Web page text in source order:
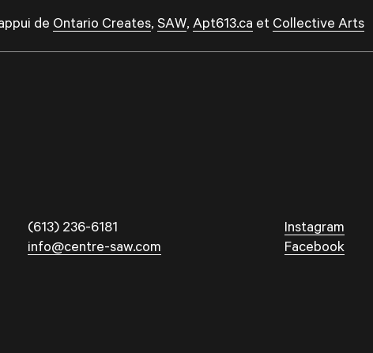
de Ontario Creates, SAW, Apt613.ca et Collective Arts
(613) 236-6181
info@centre-saw.com
Instagram
Facebook